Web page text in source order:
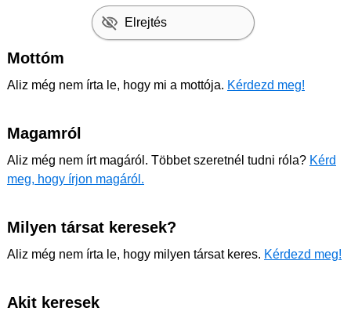
Elrejtés
Mottóm
Aliz még nem írta le, hogy mi a mottója. Kérdezd meg!
Magamról
Aliz még nem írt magáról. Többet szeretnél tudni róla? Kérd
meg, hogy írjon magáról.
Milyen társat keresek?
Aliz még nem írta le, hogy milyen társat keres. Kérdezd meg!
Akit keresek